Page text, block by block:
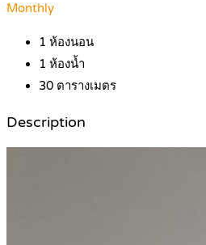
Monthly
1 ห้องนอน
1 ห้องน้ำ
30 ตารางเมตร
Description